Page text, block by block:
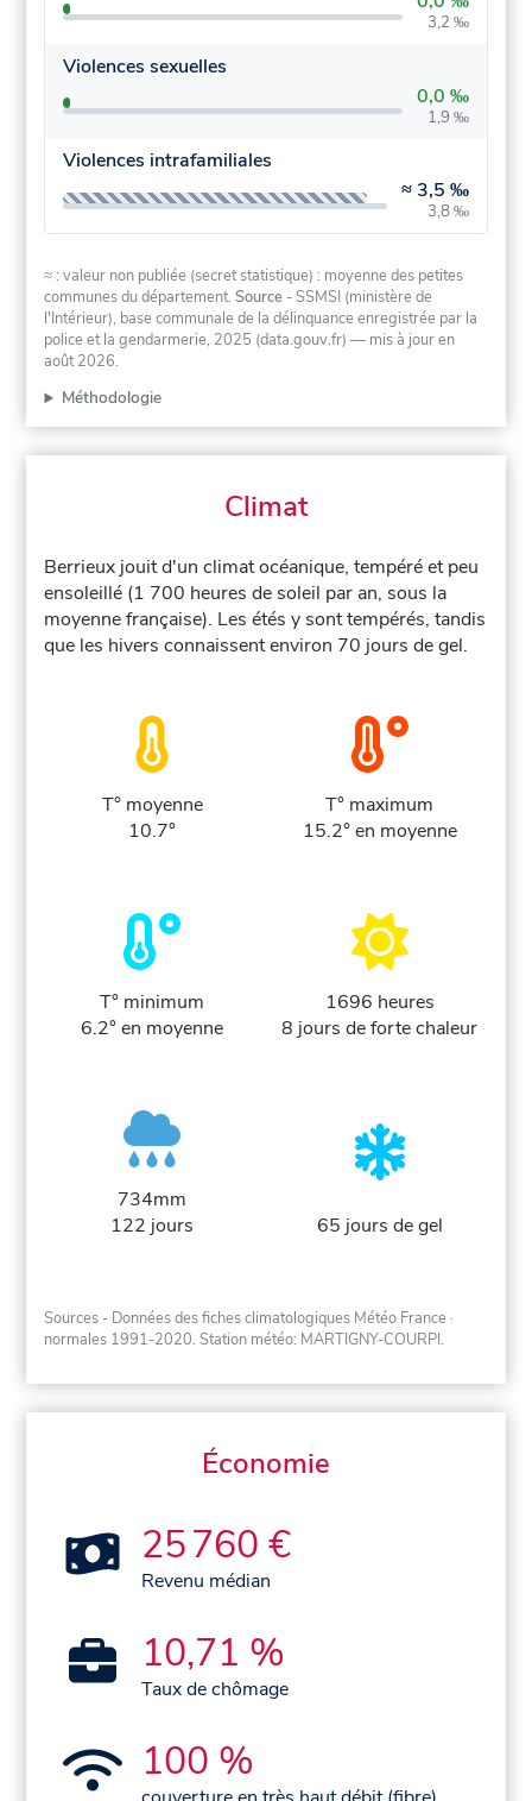
3,2 ‰
Violences sexuelles
0,0 ‰
1,9 ‰
Violences intrafamiliales
≈ 3,5 ‰
3,8 ‰
≈ : valeur non publiée (secret statistique) : moyenne des petites
communes du département.Source - SSMSI (ministère de
l'Intérieur), base communale de la délinquance enregistrée par la
police et la gendarmerie, 2025 (data.gouv.fr) — mis à jour en
août 2026.
Méthodologie
Climat
Berrieux jouit d'un climat océanique, tempéré et peu
ensoleillé (1 700 heures de soleil par an, sous la
moyenne française). Les étés y sont tempérés, tandis
que les hivers connaissent environ 70 jours de gel.
T° moyenne
10.7°
T° maximum
15.2° en moyenne
T° minimum
6.2° en moyenne
1696 heures
8 jours de forte chaleur
734mm
122 jours
65 jours de gel
Sources - Données des fiches climatologiques Météo France ·
normales 1991-2020. Station météo: MARTIGNY-COURPI.
Économie
25 760 €
Revenu médian
10,71 %
Taux de chômage
100 %